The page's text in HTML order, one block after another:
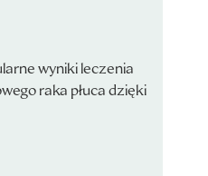
wyniki leczenia
raka płuca dzięki